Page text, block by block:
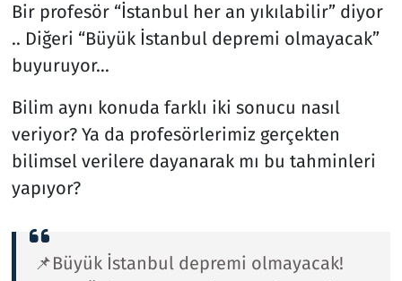
Bir profesör “İstanbul her an yıkılabilir” diyor
.. Diğeri “Büyük İstanbul depremi olmayacak”
buyuruyor…
Bilim aynı konuda farklı iki sonucu nasıl
veriyor? Ya da profesörlerimiz gerçekten
bilimsel verilere dayanarak mı bu tahminleri
yapıyor?
📌Büyük İstanbul depremi olmayacak!